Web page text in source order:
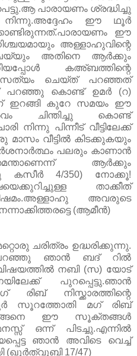
.ആ പാരായണം ശ്രദ്ധിച്ചു
.അദ്ദേഹം ഈ ഥൂർ
.പാരായണം ഈ
യും അള്ളാഹുവിന്റെ
അതിനെ ആർക്കും
കഅ്ബത്തിന്റെ
ചെയ്ത് പറഞ്ഞത്
പറഞ്ഞു കൊണ്ട് ഉമർ(റ)
ഇറങ്ങി കുറേ സമയം ഈ
ചിന്തിച്ചു കൊണ്ട്
നിന്നു പിന്നീട് വീട്ടിലേക്ക്
വീട്ടിൽ കിടക്കുകയും
പലരും കാണാൻ
ആർക്കും
കസീർ4/350) നോക്കൂ!
താക്കീത്
.അള്ളാഹു അവരുടെ
(ആമീൻ)
ചരിത്രം ഉദ്ധരിക്കുന്നു.
ഞാൻ ബദ് റിൽ
വിഷയത്തിൽ നബി(സ) യോട്
പുറപ്പെട്ടു.ഞാൻ
മഗ് രിബ് നിസ്ക്കാരത്തിന്റെ
സൂറത്തോതി മഗ് രിബ്
ഈ സൂക്തങ്ങൾ
ഒന്ന് പിടച്ചു.എന്നിൽ
ഞാൻ അവിടെ വെച്ച്
(ഖുർത്വുബി17/47)